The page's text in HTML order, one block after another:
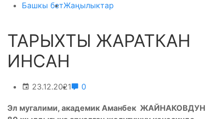
Башкы бетЖаңылыктар
ТАРЫХТЫ ЖАРАТКАН
ИНСАН
23.12.2021 0
Эл мугалими, академик Аманбек ЖАЙНАКОВДУН